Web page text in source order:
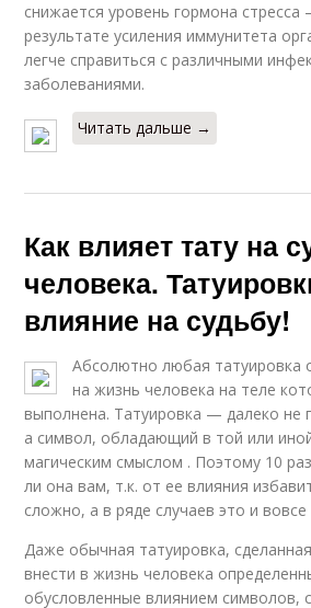
снижается уровень гормона
результате усиления иммунитета
легче справиться с различными
заболеваниями.
Читать дальше →
Как влияет тату на
человека.
влияние на судьбу!
Абсолютно любая татуировка
на жизнь человека на теле
выполнена. Татуировка — далеко не
а символ, обладающий в той или
магическим смыслом . Поэтому 10
ли она вам, т.к. от ее влияния
сложно, а в ряде случаев это и
Даже обычная татуировка,
внести в жизнь человека
обусловленные влиянием символов,